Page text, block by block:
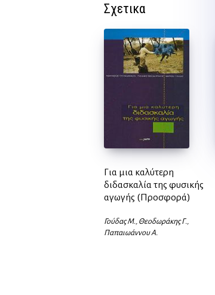
Σχετικα
Για μια καλύτερη
διδασκαλία της φυσικής
αγωγής (Προσφορά)
Γούδας Μ., Θεοδωράκης Γ.,
Παπαιωάννου Α.